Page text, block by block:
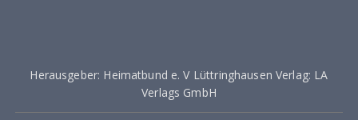
Herausgeber: Heimatbund e. V Lüttringhausen Verlag: LA
Verlags GmbH